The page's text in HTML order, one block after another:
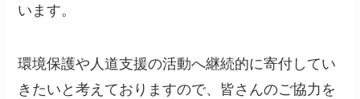
います。
環境保護や人道支援の活動へ継続的に寄付してい
きたいと考えておりますので、皆さんのご協力を